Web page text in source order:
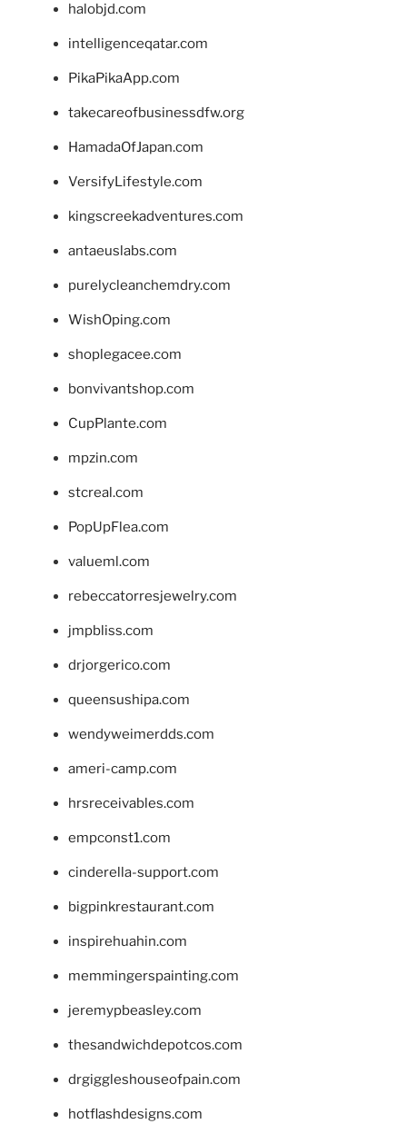
halobjd.com
intelligenceqatar.com
PikaPikaApp.com
takecareofbusinessdfw.org
HamadaOfJapan.com
VersifyLifestyle.com
kingscreekadventures.com
antaeuslabs.com
purelycleanchemdry.com
WishOping.com
shoplegacee.com
bonvivantshop.com
CupPlante.com
mpzin.com
stcreal.com
PopUpFlea.com
valueml.com
rebeccatorresjewelry.com
jmpbliss.com
drjorgerico.com
queensushipa.com
wendyweimerdds.com
ameri-camp.com
hrsreceivables.com
empconst1.com
cinderella-support.com
bigpinkrestaurant.com
inspirehuahin.com
memmingerspainting.com
jeremypbeasley.com
thesandwichdepotcos.com
drgiggleshouseofpain.com
hotflashdesigns.com